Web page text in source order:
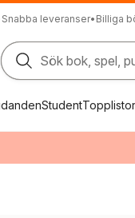
Snabba leveranser• Billiga
Sök bok, spel,
StudentTopplistor